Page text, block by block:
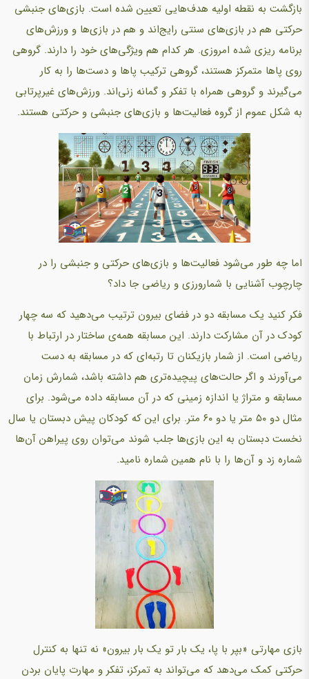
بازگشت به نقطه اولیه هدف‌هایی تعیین شده است. بازی‌های جنبشی
حرکتی هم در بازی‌های سنتی رایج‌اند و هم در بازی‌ها و ورزش‌های
برنامه ریزی شده امروزی. هر کدام هم ویژگی‌های خود را دارند. گروهی
روی پاها متمرکز هستند، گروهی ترکیب پاها و دست‌ها را به کار
می‌گیرند و گروهی همراه با تفکر و گمانه زنی‌اند. ورزش‌های غیرپرتابی
به شکل عموم از گروه فعالیت‌ها و بازی‌های جنبشی و حرکتی هستند.
اما چه طور می‌شود فعالیت‌ها و بازی‌های حرکتی و جنبشی را در
چارچوب آشنایی با شمارورزی و ریاضی جا داد؟
فکر کنید یک مسابقه دو در فضای بیرون ترتیب می‌دهید که سه چهار
کودک در آن مشارکت دارند. این مسابقه همه‌ی ساختار در ارتباط با
ریاضی است. از شمار بازیکنان تا رتبه‌ای که در مسابقه به دست
می‌آورند و اگر حالت‌های پیچیده‌تری هم داشته باشد، شمارش زمان
مسابقه و متراژ یا اندازه زمینی که در آن مسابقه داده می‌شود. برای
مثال دو ۵۰ متر یا دو ۶۰ متر. برای این که کودکان پیش دبستان یا سال
نخست دبستان به این بازی‌ها جلب شوند می‌توان روی پیراهن آن‌ها
شماره زد و آن‌ها را با نام همین شماره نامید.
بازی مهارتی «‌بپر با پا، یک بار تو یک بار بیرون» نه تنها به کنترل
حرکتی کمک می‌دهد که می‌تواند به تمرکز، تفکر و مهارت پایان بردن